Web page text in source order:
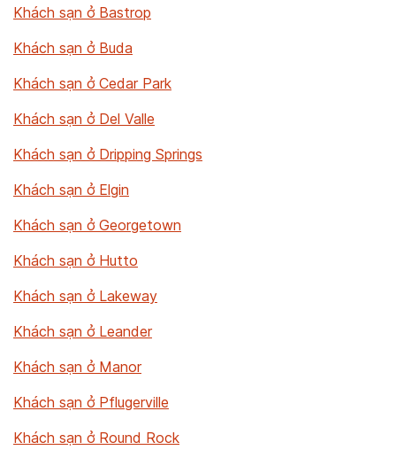
Khách sạn ở Bastrop
Khách sạn ở Buda
Khách sạn ở Cedar Park
Khách sạn ở Del Valle
Khách sạn ở Dripping Springs
Khách sạn ở Elgin
Khách sạn ở Georgetown
Khách sạn ở Hutto
Khách sạn ở Lakeway
Khách sạn ở Leander
Khách sạn ở Manor
Khách sạn ở Pflugerville
Khách sạn ở Round Rock